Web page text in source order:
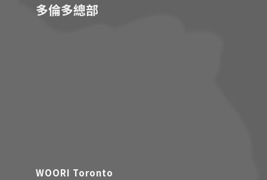
多倫多總部
WOORI Toronto